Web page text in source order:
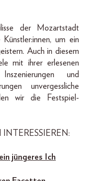
der Mozartstadt
um ein
Auch in diesem
mit ihrer erlesenen
und
unvergessliche
wir die Festspiel-
jüngeres Ich